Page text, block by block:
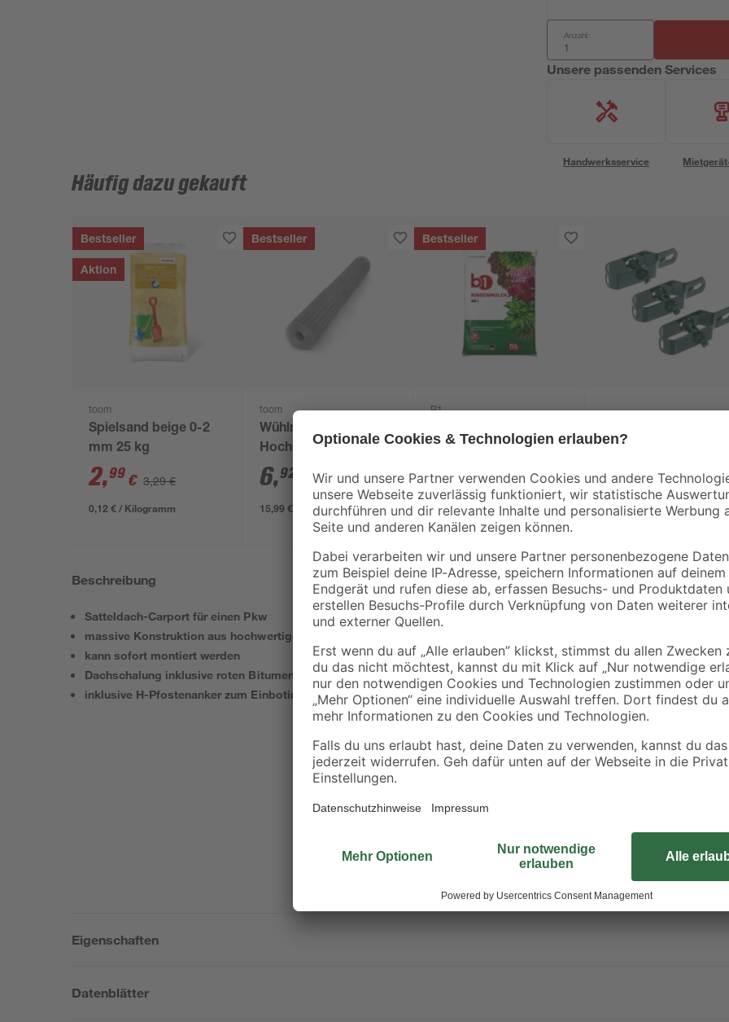
Anzahl:
Unsere passenden Services
Handwerksservice
Häufig dazu gekauft
Bestseller
Aktion
toom
Spielsand beige 0-2
mm 25 kg
2,99 € 3,29 €
0,12 € / Kilogramm
Bestseller
toom
Wühlmausgitter für
Hochbeete 2,1 x 1,1 m
6,92
/ m²
15,99 € / Pack
Bestseller
B1
3,99€
0,10 € / Liter
5,09 €
Beschreibung
Satteldach-Carport für einen Pkw
massive Konstruktion aus hochwertigem Leimholz
kann sofort montiert werden
Dachschalung inklusive roten Bitumenschindeln
inklusive H-Pfostenanker zum Einbotinieren
Das Carport 'Fichtelberg' ist aus
getrockneten, der Länge nach
übereinander wetterfest verleimt.
natürlich gewachsenem Holz
Dieser Bausatz ist farblich
Witterung, sowie dem Risiko von
regelmäßiger Schutzanstrich
der Montage erfolgen.
Insektenbefall. Anschließend,
Zwischen- und
Rechne mit Pflegeintervallen
sichtbarer Schäden. Beachten
Lasurherstellers. Das Dach wird
Eindeckung mit Dachschindeln
Flachstahl zum Einbetonieren in
Ausführung siehe
fest mit dem Untergrund und
Eigenschaften
Datenblätter